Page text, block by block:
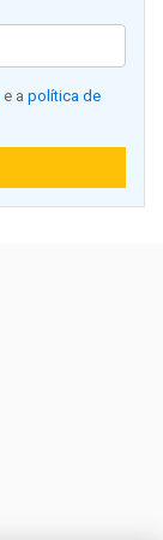
e a política de